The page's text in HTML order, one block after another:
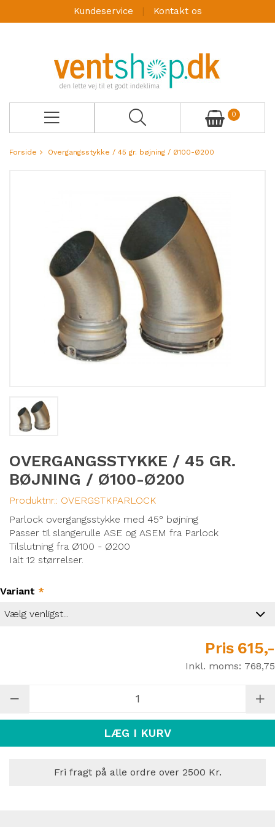
Kundeservice Kontakt os
0
Forside Overgangsstykke / 45 gr. bøjning / Ø100-Ø200
OVERGANGSSTYKKE / 45 GR.
BØJNING / Ø100-Ø200
Produktnr.: OVERGSTKPARLOCK
Parlock overgangsstykke med 45° bøjning
Passer til slangerulle ASE og ASEM fra Parlock
Tilslutning fra Ø100 - Ø200
Ialt 12 størrelser.
Variant *
Pris 615,-
Inkl. moms: 768,75
LÆG I KURV
Fri fragt på alle ordre over 2500 Kr.